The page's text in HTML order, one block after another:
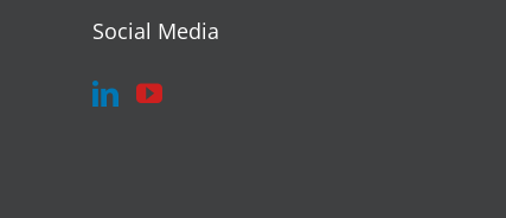
Social Media